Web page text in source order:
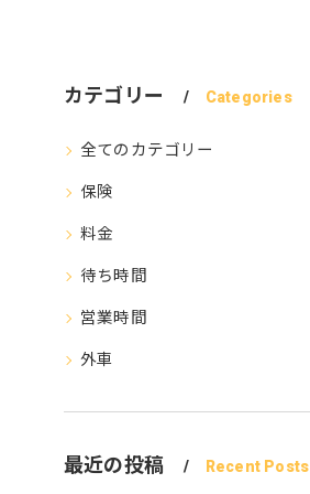
カテゴリー Categories
全てのカテゴリー
保険
料金
待ち時間
営業時間
外車
最近の投稿 Recent Posts